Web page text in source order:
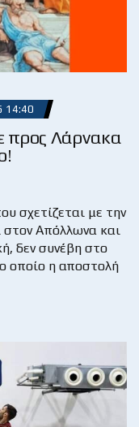
14:40
προς Λάρνακα
σχετίζεται με την
Απόλλωνα και
δεν συνέβη στο
οποίο η αποστολή